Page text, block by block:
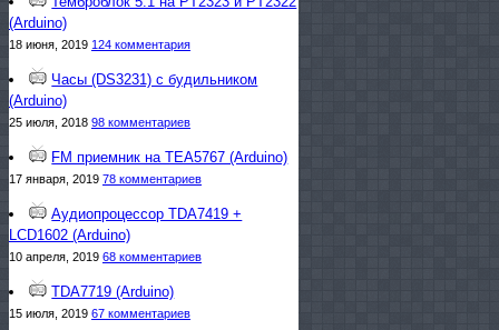
(Arduino)
18 июня, 2019 124 комментария
Часы (DS3231) с будильником
(Arduino)
25 июля, 2018 98 комментариев
FM приемник на TEA5767 (Arduino)
17 января, 2019 78 комментариев
Аудиопроцессор TDA7419 +
LCD1602 (Arduino)
10 апреля, 2019 68 комментариев
TDA7719 (Arduino)
15 июля, 2019 67 комментариев